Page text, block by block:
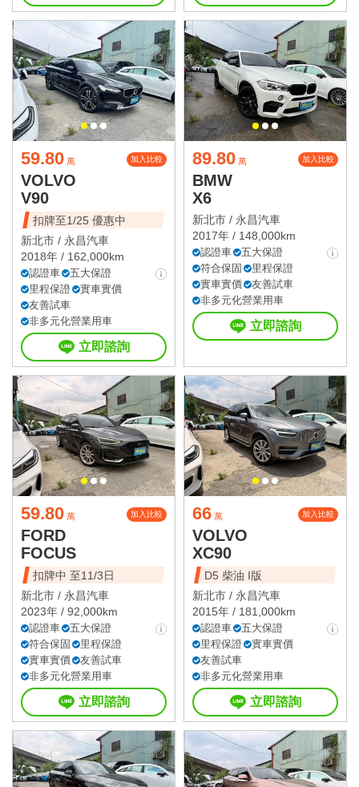
59.80 萬 加入比較
VOLVO
V90
扣牌至1/25 優惠中
新北市 / 永昌汽車
2018年 / 162,000km
認證車
五大保證
里程保證
實車實價
友善試車
非多元化營業用車
立即諮詢
89.80 萬 加入比較
BMW
X6
新北市 / 永昌汽車
2017年 / 148,000km
認證車
五大保證
符合保固
里程保證
實車實價
友善試車
非多元化營業用車
立即諮詢
59.80 萬 加入比較
FORD
FOCUS
扣牌中 至11/3日
新北市 / 永昌汽車
2023年 / 92,000km
認證車
五大保證
符合保固
里程保證
實車實價
友善試車
非多元化營業用車
立即諮詢
66 萬 加入比較
VOLVO
XC90
D5 柴油 I版
新北市 / 永昌汽車
2015年 / 181,000km
認證車
五大保證
里程保證
實車實價
友善試車
非多元化營業用車
立即諮詢